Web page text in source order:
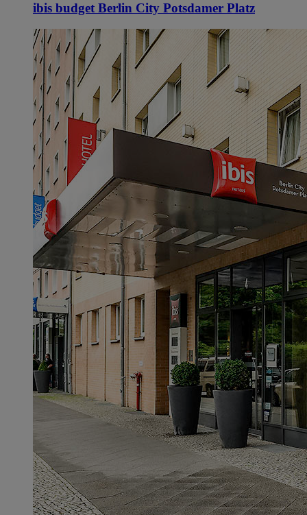
ibis budget Berlin City Potsdamer Platz